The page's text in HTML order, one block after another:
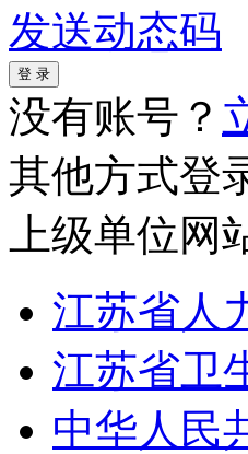
发送动态码
没有账号？
其他方式登
上级单位网
江苏省人
江苏省卫
中华人民